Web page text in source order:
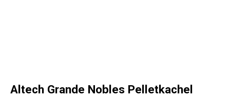
Altech Grande Nobles Pelletkachel